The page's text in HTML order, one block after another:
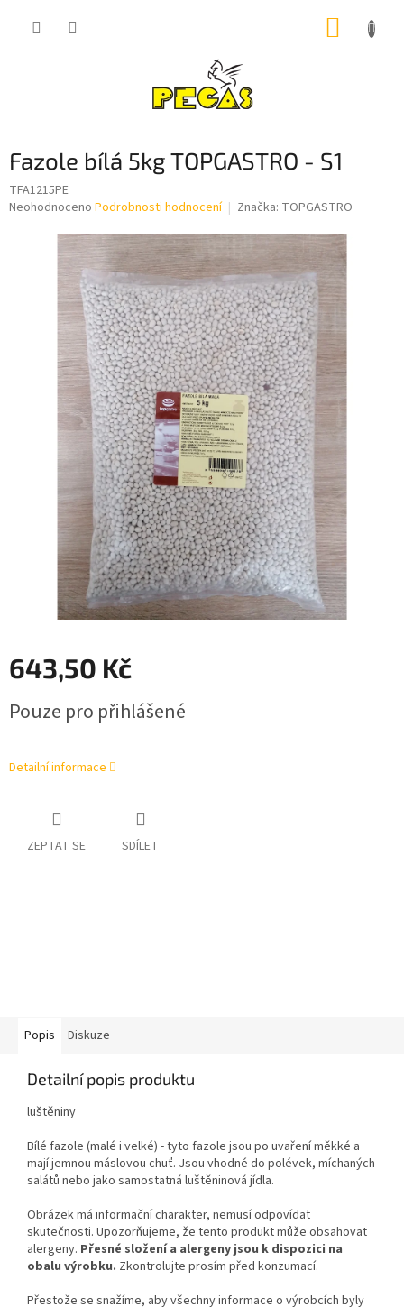
Fazole bílá 5kg TOPGASTRO - S1
TFA1215PE
Průměrné
hvězdiček.
Neohodnoceno Podrobnosti hodnocení Značka: TOPGASTRO
643,50 Kč
cena:
Pouze pro přihlášené
Detailní informace
ZEPTAT SE SDÍLET
Popis Diskuze
Detailní popis produktu
luštěniny
Bílé fazole (malé i velké) - tyto fazole jsou po uvaření měkké a
mají jemnou máslovou chuť. Jsou vhodné do polévek, míchaných
salátů nebo jako samostatná luštěninová jídla.
Obrázek má informační charakter, nemusí odpovídat
skutečnosti. Upozorňujeme, že tento produkt může obsahovat
alergeny. Přesné složení a alergeny jsou k dispozici na
obalu výrobku. Zkontrolujte prosím před konzumací.
Přestože se snažíme, aby všechny informace o výrobcích byly